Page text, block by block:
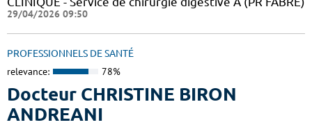
29/04/2026 09:50
PROFESSIONNELS DE SANTÉ
relevance: 78%
Docteur CHRISTINE BIRON
ANDREANI